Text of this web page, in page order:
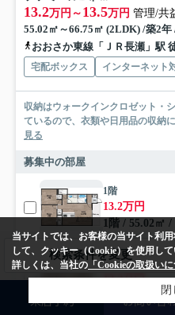
13.2万円～ 13.5万円 管理/共
55.02㎡～66.75㎡ (2LDK) /築2年
おおさか東線「ＪＲ長瀬」駅
宅配ボックス インターネット
収納はウォークインクロゼット・
ているので、衣類や日用品の収納
見る
募集中の部屋
1階
13.2万円
1階 / 55.02㎡
2階
13.5万円
2階 / 66.75㎡ /
検索条件を変更
来店予約 お問い合
当サイトでは、お客様の当サイト利
して、クッキー（Cookie）を使用し
詳しくは、当社の 「Cookieの取扱いに
閉